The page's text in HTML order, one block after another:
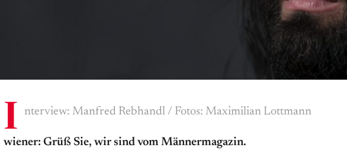
I nterview: Manfred Rebhandl / Fotos: Maximilian Lottmann
wiener: Grüß Sie, wir sind vom Männermagazin.